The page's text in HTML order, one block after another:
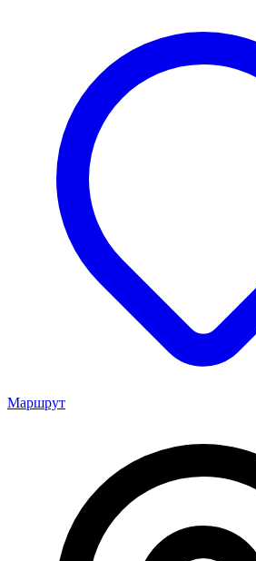
Маршрут